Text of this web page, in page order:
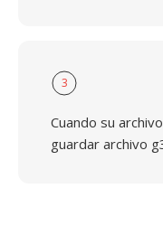
3
Cuando su
guardar archivo